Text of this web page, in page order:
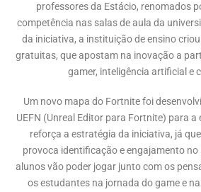
professores da Estácio, renomados
competência nas salas de aula da
da iniciativa, a instituição de ensino
gratuitas, que apostam na inovação a
gamer, inteligência artificial e
Um novo mapa do Fortnite foi
UEFN (Unreal Editor para Fortnite) para a
reforça a estratégia da iniciativa, já
provoca identificação e engajamento no
alunos vão poder jogar junto com os
os estudantes na jornada do game e